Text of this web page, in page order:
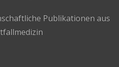
Publikationen aus